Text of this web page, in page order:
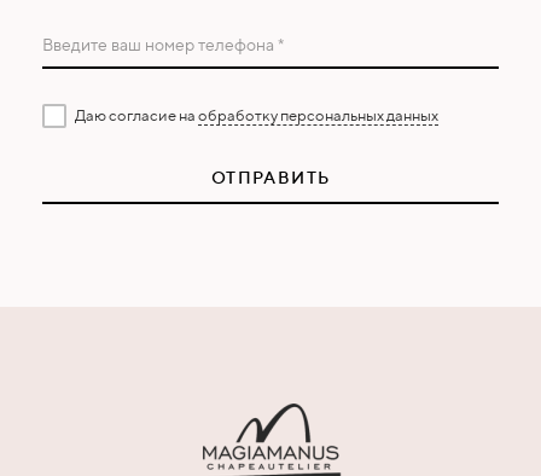
Введите ваш номер телефона *
Даю согласие на обработку персональных данных
ОТПРАВИТЬ